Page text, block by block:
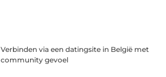
Verbinden via een datingsite in België met
community gevoel